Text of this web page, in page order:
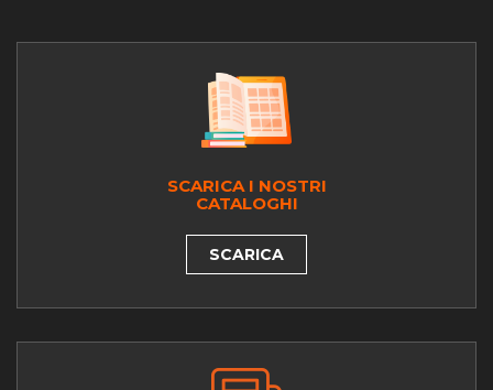
SCARICA I NOSTRI
CATALOGHI
SCARICA